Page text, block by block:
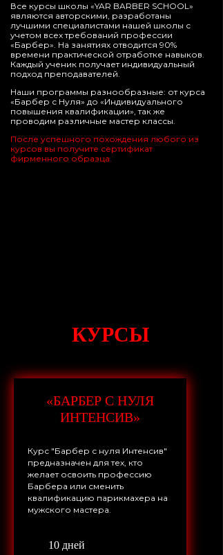
Все курсы школы «YAR BARBER SCHOOL»
являются авторскими, разработаны
лучшими специалистами нашей школы с
учетом всех требований профессии
«Барбер». На занятиях отводится 90%
времени практической отработке навыков.
Каждый ученик получает индивидуальный
подход преподавателей.
Наши программы разнообразные: от курса
«Барбер с Нуля» до «Индивидуального
повышения квалификации», так же
проводим различные мастер классы.
После успешного похождения любого из
курсов вы получите сертификат
фирменного образца.
КУРСЫ
«БАРБЕР С НУЛЯ
ИНТЕНСИВ»
Курс "Барбер с нуля Интенсив"
предназначен для тех, кто
желает освоить профессию
Барбера или сменить
квалификацию парикмахера на
мужского мастера.
10 дней